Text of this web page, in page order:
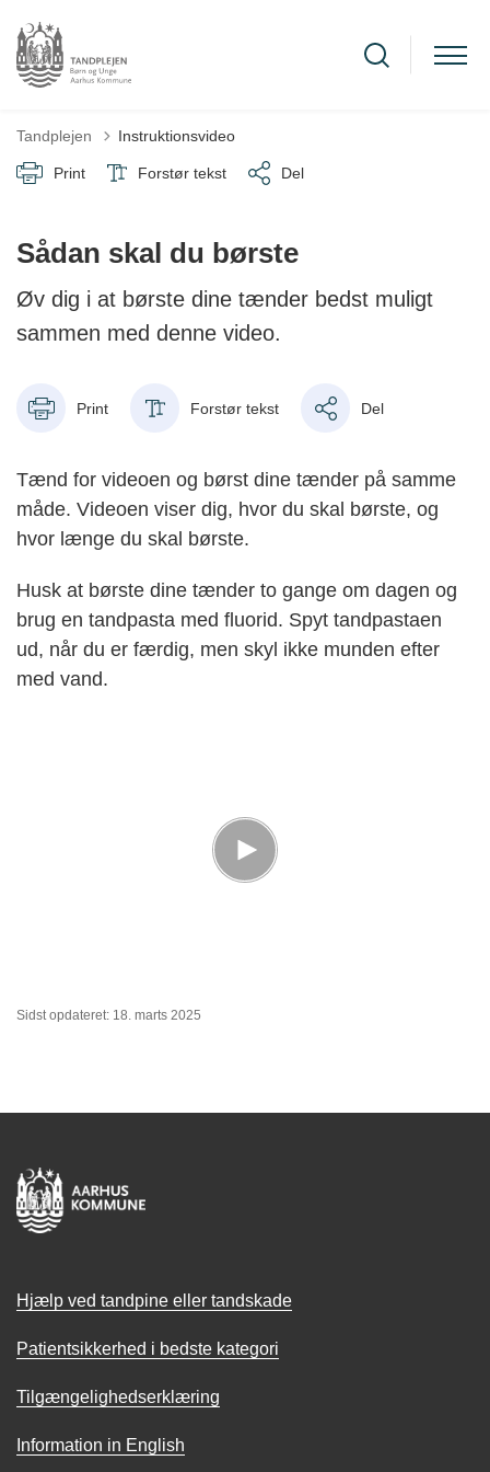
Tandplejen Instruktionsvideo
Print Forstør tekst Del
Sådan skal du børste
Øv dig i at børste dine tænder bedst muligt
sammen med denne video.
Print Forstør tekst Del
Tænd for videoen og børst dine tænder på samme
måde. Videoen viser dig, hvor du skal børste, og
hvor længe du skal børste.
Husk at børste dine tænder to gange om dagen og
brug en tandpasta med fluorid. Spyt tandpastaen
ud, når du er færdig, men skyl ikke munden efter
med vand.
Sidst opdateret: 18. marts 2025
Hjælp ved tandpine eller tandskade
Patientsikkerhed i bedste kategori
Tilgængelighedserklæring
Information in English